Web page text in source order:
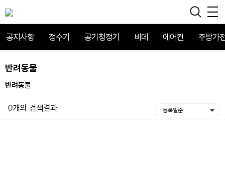
공지사항 정수기 공기청정기 비데 에어컨 주방가
반려동물
반려동물
0개의 검색결과 등록일순